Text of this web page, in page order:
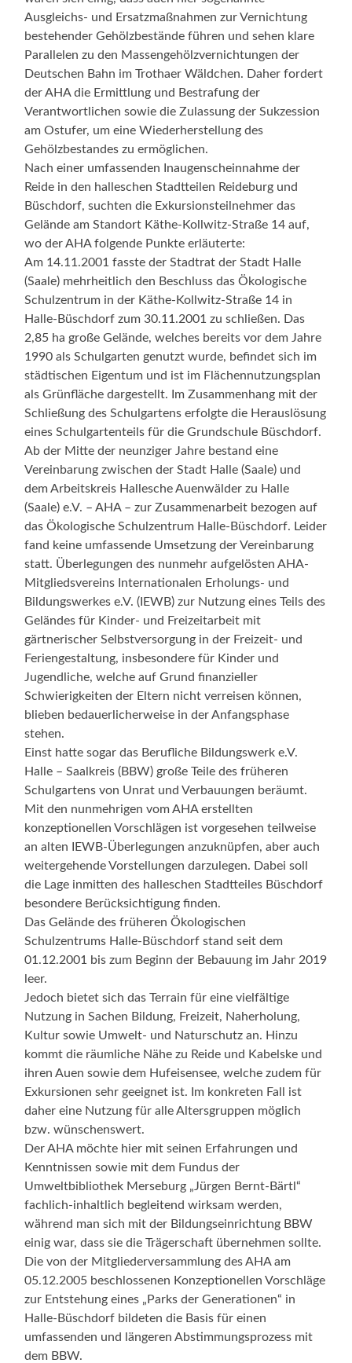
Ausgleichs- und Ersatzmaßnahmen zur Vernichtung
bestehender Gehölzbestände führen und sehen klare
Parallelen zu den Massengehölzvernichtungen der
Deutschen Bahn im Trothaer Wäldchen. Daher fordert
der AHA die Ermittlung und Bestrafung der
Verantwortlichen sowie die Zulassung der Sukzession
am Ostufer, um eine Wiederherstellung des
Gehölzbestandes zu ermöglichen.
Nach einer umfassenden Inaugenscheinnahme der
Reide in den halleschen Stadtteilen Reideburg und
Büschdorf, suchten die Exkursionsteilnehmer das
Gelände am Standort Käthe-Kollwitz-Straße 14 auf,
wo der AHA folgende Punkte erläuterte:
Am 14.11.2001 fasste der Stadtrat der Stadt Halle
(Saale) mehrheitlich den Beschluss das Ökologische
Schulzentrum in der Käthe-Kollwitz-Straße 14 in
Halle-Büschdorf zum 30.11.2001 zu schließen. Das
2,85 ha große Gelände, welches bereits vor dem Jahre
1990 als Schulgarten genutzt wurde, befindet sich im
städtischen Eigentum und ist im Flächennutzungsplan
als Grünfläche dargestellt. Im Zusammenhang mit der
Schließung des Schulgartens erfolgte die Herauslösung
eines Schulgartenteils für die Grundschule Büschdorf.
Ab der Mitte der neunziger Jahre bestand eine
Vereinbarung zwischen der Stadt Halle (Saale) und
dem Arbeitskreis Hallesche Auenwälder zu Halle
(Saale) e.V. – AHA – zur Zusammenarbeit bezogen auf
das Ökologische Schulzentrum Halle-Büschdorf. Leider
fand keine umfassende Umsetzung der Vereinbarung
statt. Überlegungen des nunmehr aufgelösten AHA-
Mitgliedsvereins Internationalen Erholungs- und
Bildungswerkes e.V. (IEWB) zur Nutzung eines Teils des
Geländes für Kinder- und Freizeitarbeit mit
gärtnerischer Selbstversorgung in der Freizeit- und
Feriengestaltung, insbesondere für Kinder und
Jugendliche, welche auf Grund finanzieller
Schwierigkeiten der Eltern nicht verreisen können,
blieben bedauerlicherweise in der Anfangsphase
stehen.
Einst hatte sogar das Berufliche Bildungswerk e.V.
Halle – Saalkreis (BBW) große Teile des früheren
Schulgartens von Unrat und Verbauungen beräumt.
Mit den nunmehrigen vom AHA erstellten
konzeptionellen Vorschlägen ist vorgesehen teilweise
an alten IEWB-Überlegungen anzuknüpfen, aber auch
weitergehende Vorstellungen darzulegen. Dabei soll
die Lage inmitten des halleschen Stadtteiles Büschdorf
besondere Berücksichtigung finden.
Das Gelände des früheren Ökologischen
Schulzentrums Halle-Büschdorf stand seit dem
01.12.2001 bis zum Beginn der Bebauung im Jahr 2019
leer.
Jedoch bietet sich das Terrain für eine vielfältige
Nutzung in Sachen Bildung, Freizeit, Naherholung,
Kultur sowie Umwelt- und Naturschutz an. Hinzu
kommt die räumliche Nähe zu Reide und Kabelske und
ihren Auen sowie dem Hufeisensee, welche zudem für
Exkursionen sehr geeignet ist. Im konkreten Fall ist
daher eine Nutzung für alle Altersgruppen möglich
bzw. wünschenswert.
Der AHA möchte hier mit seinen Erfahrungen und
Kenntnissen sowie mit dem Fundus der
Umweltbibliothek Merseburg „Jürgen Bernt-Bärtl“
fachlich-inhaltlich begleitend wirksam werden,
während man sich mit der Bildungseinrichtung BBW
einig war, dass sie die Trägerschaft übernehmen sollte.
Die von der Mitgliederversammlung des AHA am
05.12.2005 beschlossenen Konzeptionellen Vorschläge
zur Entstehung eines „Parks der Generationen“ in
Halle-Büschdorf bildeten die Basis für einen
umfassenden und längeren Abstimmungsprozess mit
dem BBW.